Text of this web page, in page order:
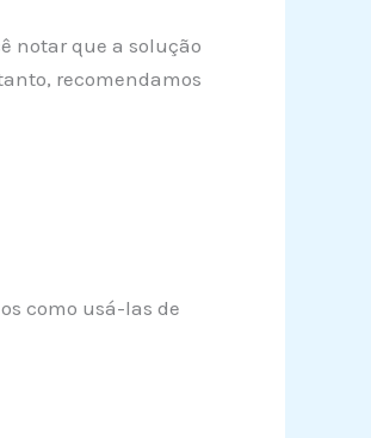
notar que a solução
recomendamos
como usá-las de